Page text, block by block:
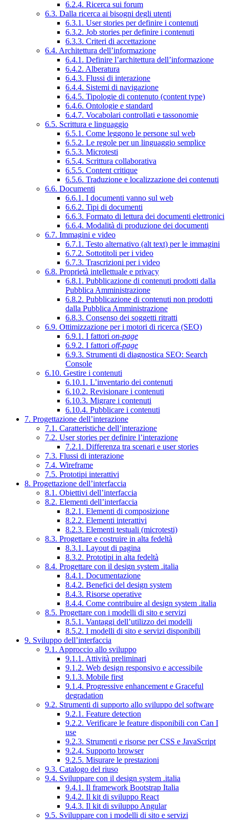
6.2.4. Ricerca sui forum
6.3. Dalla ricerca ai bisogni degli utenti
6.3.1. User stories per definire i contenuti
6.3.2. Job stories per definire i contenuti
6.3.3. Criteri di accettazione
6.4. Architettura dell’informazione
6.4.1. Definire l’architettura dell’informazione
6.4.2. Alberatura
6.4.3. Flussi di interazione
6.4.4. Sistemi di navigazione
6.4.5. Tipologie di contenuto (content type)
6.4.6. Ontologie e standard
6.4.7. Vocabolari controllati e tassonomie
6.5. Scrittura e linguaggio
6.5.1. Come leggono le persone sul web
6.5.2. Le regole per un linguaggio semplice
6.5.3. Microtesti
6.5.4. Scrittura collaborativa
6.5.5. Content critique
6.5.6. Traduzione e localizzazione dei contenuti
6.6. Documenti
6.6.1. I documenti vanno sul web
6.6.2. Tipi di documenti
6.6.3. Formato di lettura dei documenti elettronici
6.6.4. Modalità di produzione dei documenti
6.7. Immagini e video
6.7.1. Testo alternativo (alt text) per le immagini
6.7.2. Sottotitoli per i video
6.7.3. Trascrizioni per i video
6.8. Proprietà intellettuale e privacy
6.8.1. Pubblicazione di contenuti prodotti dalla
Pubblica Amministrazione
6.8.2. Pubblicazione di contenuti non prodotti
dalla Pubblica Amministrazione
6.8.3. Consenso dei soggetti ritratti
6.9. Ottimizzazione per i motori di ricerca (SEO)
6.9.1. I fattori on-page
6.9.2. I fattori off-page
6.9.3. Strumenti di diagnostica SEO: Search
Console
6.10. Gestire i contenuti
6.10.1. L’inventario dei contenuti
6.10.2. Revisionare i contenuti
6.10.3. Migrare i contenuti
6.10.4. Pubblicare i contenuti
7. Progettazione dell’interazione
7.1. Caratteristiche dell’interazione
7.2. User stories per definire l’interazione
7.2.1. Differenza tra scenari e user stories
7.3. Flussi di interazione
7.4. Wireframe
7.5. Prototipi interattivi
8. Progettazione dell’interfaccia
8.1. Obiettivi dell’interfaccia
8.2. Elementi dell’interfaccia
8.2.1. Elementi di composizione
8.2.2. Elementi interattivi
8.2.3. Elementi testuali (microtesti)
8.3. Progettare e costruire in alta fedeltà
8.3.1. Layout di pagina
8.3.2. Prototipi in alta fedeltà
8.4. Progettare con il design system .italia
8.4.1. Documentazione
8.4.2. Benefici del design system
8.4.3. Risorse operative
8.4.4. Come contribuire al design system .italia
8.5. Progettare con i modelli di sito e servizi
8.5.1. Vantaggi dell’utilizzo dei modelli
8.5.2. I modelli di sito e servizi disponibili
9. Sviluppo dell’interfaccia
9.1. Approccio allo sviluppo
9.1.1. Attività preliminari
9.1.2. Web design responsivo e accessibile
9.1.3. Mobile first
9.1.4. Progressive enhancement e Graceful
degradation
9.2. Strumenti di supporto allo sviluppo del software
9.2.1. Feature detection
9.2.2. Verificare le feature disponibili con Can I
use
9.2.3. Strumenti e risorse per CSS e JavaScript
9.2.4. Supporto browser
9.2.5. Misurare le prestazioni
9.3. Catalogo del riuso
9.4. Sviluppare con il design system .italia
9.4.1. Il framework Bootstrap Italia
9.4.2. Il kit di sviluppo React
9.4.3. Il kit di sviluppo Angular
9.5. Sviluppare con i modelli di sito e servizi